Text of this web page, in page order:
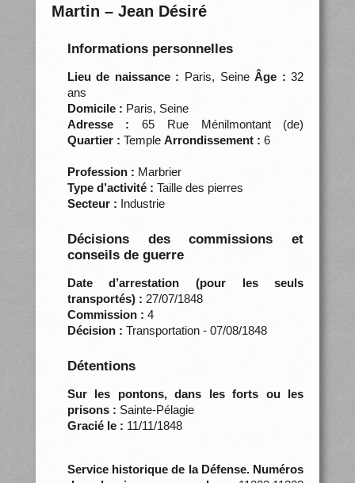
Martin – Jean Désiré
Informations personnelles
Lieu de naissance : Paris, SeineÂge : 32
ans
Domicile : Paris, Seine
Adresse : 65 Rue Ménilmontant (de)
Quartier : Temple Arrondissement : 6
Profession : Marbrier
Type d’activité : Taille des pierres
Secteur : Industrie
Décisions des commissions et
conseils de guerre
Date d’arrestation (pour les seuls
transportés) : 27/07/1848
Commission : 4
Décision : Transportation - 07/08/1848
Détentions
Sur les pontons, dans les forts ou les
prisons : Sainte-Pélagie
Gracié le : 11/11/1848
Service historique de la Défense. Numéros